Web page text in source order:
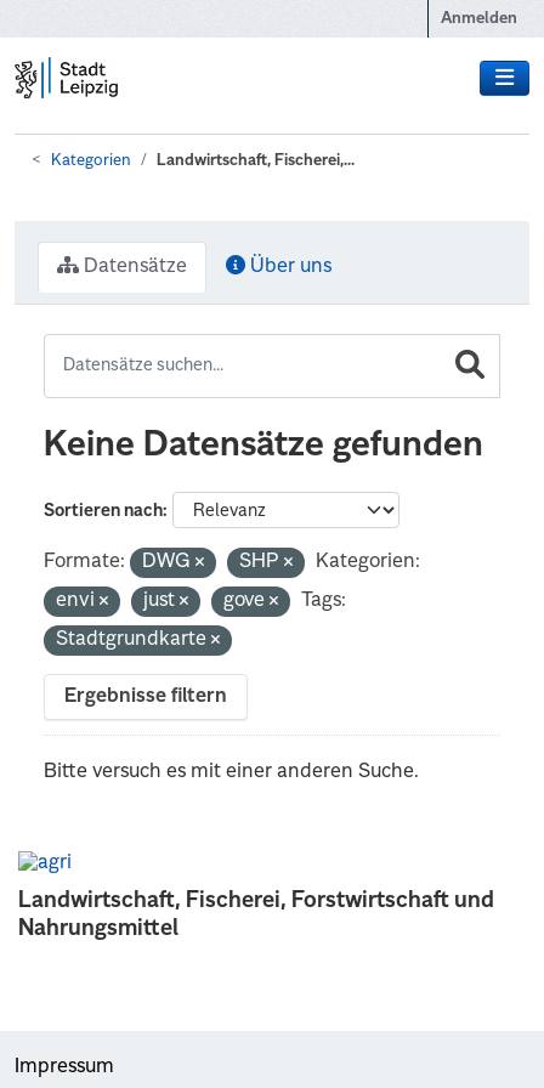
Anmelden
Kategorien Landwirtschaft, Fischerei,...
Landwirtschaft, Fischerei, Forstwirtschaft und
Nahrungsmittel
Datensätze Über uns
Keine Datensätze gefunden
Sortieren nach
Formate: DWG SHP
Kategorien:
envi
just gove
Tags:
Stadtgrundkarte
Ergebnisse filtern
Bitte versuch es mit einer anderen Suche.
Impressum